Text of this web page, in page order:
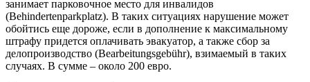
занимает парковочное место для инвалидов
(Behindertenparkplatz). В таких ситуациях нарушение может
обойтись еще дороже, если в дополнение к максимальному
штрафу придется оплачивать эвакуатор, а также сбор за
делопроизводство (Bearbeitungsgebühr), взимаемый в таких
случаях. В сумме – около 200 евро.